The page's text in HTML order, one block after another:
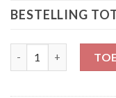
BESTELLING